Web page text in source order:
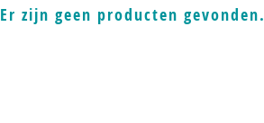
Er zijn geen producten gevonden.